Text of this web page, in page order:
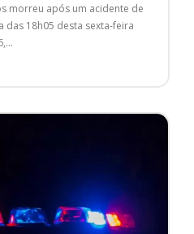
morreu após um acidente de
18h05 desta sexta-feira